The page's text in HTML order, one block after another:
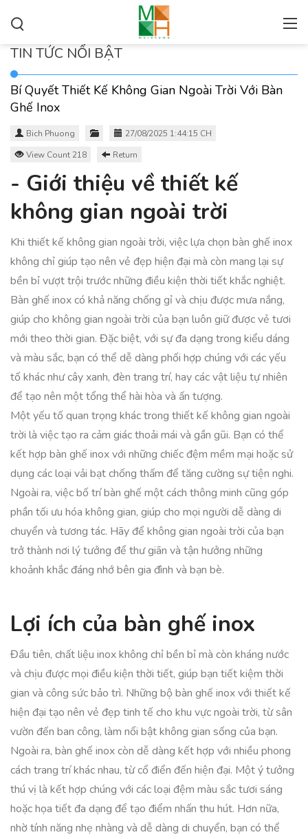
TIN TỨC NỔI BẬT
Bí Quyết Thiết Kế Không Gian Ngoài Trời Với Bàn
Ghế Inox
Bich Phuong
27/08/2025 1:44:15 CH
View Count 218
Return
- Giới thiệu về thiết kế
không gian ngoài trời
Khi thiết kế không gian ngoài trời, việc lựa chọn bàn ghế inox
không chỉ giúp tạo nên vẻ đẹp hiện đại mà còn mang lại sự
bền bỉ vượt trội trước những điều kiện thời tiết khắc nghiệt.
Bàn ghế inox có khả năng chống gỉ và chịu được mưa nắng,
giúp cho không gian ngoài trời của bạn luôn giữ được vẻ tươi
mới theo thời gian. Đặc biệt, với sự đa dạng trong kiểu dáng
và màu sắc, bạn có thể dễ dàng phối hợp chúng với các yếu
tố khác như cây xanh, đèn trang trí, hay các vật liệu tự nhiên
để tạo nên một tổng thể hài hòa và ấn tượng.
Một yếu tố quan trọng khác trong thiết kế không gian ngoài
trời là việc tạo ra cảm giác thoải mái và gần gũi. Bạn có thể
kết hợp bàn ghế inox với những chiếc đệm mềm mại hoặc sử
dụng các loại vải bạt chống thấm để tăng cường sự tiện nghi.
Ngoài ra, việc bố trí bàn ghế một cách thông minh cũng góp
phần tối ưu hóa không gian, giúp cho mọi người dễ dàng di
chuyển và tương tác. Hãy để không gian ngoài trời của bạn
trở thành nơi lý tưởng để thư giãn và tận hưởng những
khoảnh khắc đáng nhớ bên gia đình và bạn bè.
Lợi ích của bàn ghế inox
Đầu tiên, chất liệu inox không chỉ bền bỉ mà còn kháng nước
và chịu được mọi điều kiện thời tiết, giúp bạn tiết kiệm thời
gian và công sức bảo trì. Những bộ bàn ghế inox với thiết kế
hiện đại tạo nên vẻ đẹp tinh tế cho khu vực ngoài trời, từ sân
vườn đến ban công, làm nổi bật không gian sống của bạn.
Ngoài ra, bàn ghế inox còn dễ dàng kết hợp với nhiều phong
cách trang trí khác nhau, từ cổ điển đến hiện đại. Một ý tưởng
thú vị là kết hợp chúng với các loại đệm màu sắc tươi sáng
hoặc họa tiết đa dạng để tạo điểm nhấn thu hút. Hơn nữa,
nhờ tính năng nhẹ nhàng và dễ dàng di chuyển, bạn có thể